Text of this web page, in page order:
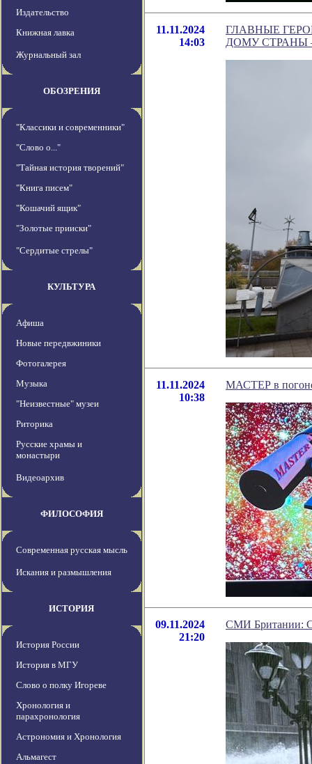
Издательство
Книжная лавка
Журнальный зал
ОБОЗРЕНИЯ
"Классики и современники"
"Слово о..."
"Тайная история творений"
"Книга писем"
"Кошачий ящик"
"Золотые прииски"
"Сердитые стрелы"
КУЛЬТУРА
Афиша
Новые передвжиники
Фотогалерея
Музыка
"Неизвестные" музеи
Риторика
Русские храмы и
монастыри
Видеоархив
ФИЛОСОФИЯ
Современная русская мысль
Искания и размышления
ИСТОРИЯ
История России
История в МГУ
Слово о полку Игореве
Хронология и
парахронология
Астрономия и Хронология
Альмагест
11.11.2024
14:03
ГЛАВНЫЕ
ДОМУ СТРАНЫ
11.11.2024
10:38
МАСТЕР в
09.11.2024
21:20
СМИ Британии: